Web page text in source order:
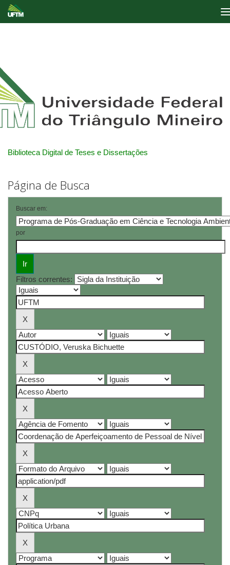
Biblioteca Digital de Teses e Dissertações
Página de Busca
Buscar em:
por
Filtros correntes: